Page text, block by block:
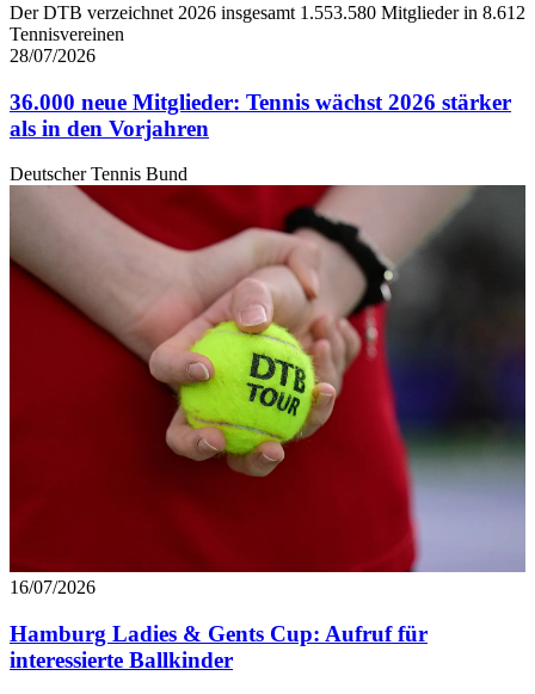
Der DTB verzeichnet 2026 insgesamt 1.553.580 Mitglieder in 8.612
Tennisvereinen
28/07/2026
36.000 neue Mitglieder: Tennis wächst 2026 stärker
als in den Vorjahren
Deutscher Tennis Bund
16/07/2026
Hamburg Ladies & Gents Cup: Aufruf für
interessierte Ballkinder